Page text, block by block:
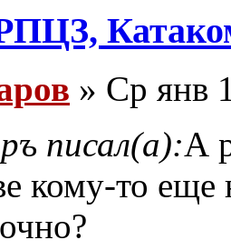
» Ср янв
писал(а):А
кому-то еще